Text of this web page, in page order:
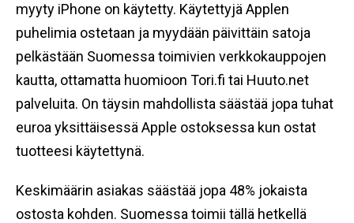
myyty iPhone on käytetty. Käytettyjä Applen
puhelimia ostetaan ja myydään päivittäin satoja
pelkästään Suomessa toimivien verkkokauppojen
kautta, ottamatta huomioon Tori.fi tai Huuto.net
palveluita. On täysin mahdollista säästää jopa tuhat
euroa yksittäisessä Apple ostoksessa kun ostat
tuotteesi käytettynä.
Keskimäärin asiakas säästää jopa 48% jokaista
ostosta kohden. Suomessa toimii tällä hetkellä